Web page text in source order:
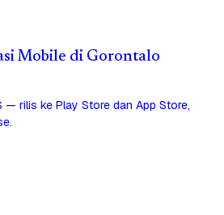
Mobile di Gorontalo
— rilis ke Play Store dan App Store,